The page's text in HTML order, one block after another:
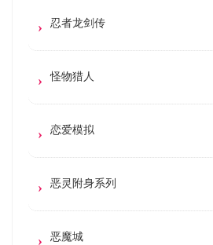
忍者龙剑传
怪物猎人
恋爱模拟
恶灵附身系列
恶魔城